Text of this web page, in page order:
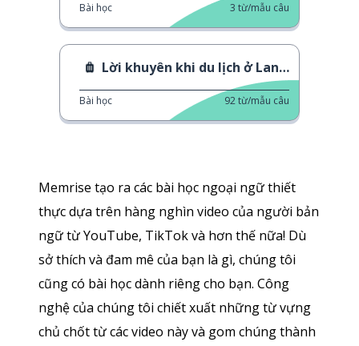
Memrise tạo ra các bài học ngoại ngữ thiết
thực dựa trên hàng nghìn video của người bản
ngữ từ YouTube, TikTok và hơn thế nữa! Dù
sở thích và đam mê của bạn là gì, chúng tôi
cũng có bài học dành riêng cho bạn. Công
nghệ của chúng tôi chiết xuất những từ vựng
chủ chốt từ các video này và gom chúng thành
Bài học 3 từ/mẫu câu
Lời khuyên khi du lịch ở Lanzh-cnou
Bài học 92từ/mẫu câu